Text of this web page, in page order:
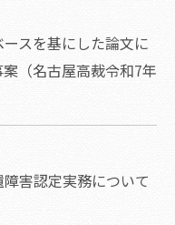
スを基にした論文に
（名古屋高裁令和7年
害認定実務について